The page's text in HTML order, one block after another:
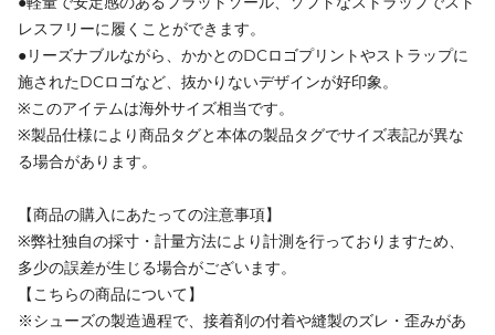
レスフリーに履くことができます。
●リーズナブルながら、かかとのDCロゴプリントやストラップに
施されたDCロゴなど、抜かりないデザインが好印象。
※このアイテムは海外サイズ相当です。
※製品仕様により商品タグと本体の製品タグでサイズ表記が異な
る場合があります。
【商品の購入にあたっての注意事項】
※弊社独自の採寸・計量方法により計測を行っておりますため、
多少の誤差が生じる場合がございます。
【こちらの商品について】
※シューズの製造過程で、接着剤の付着や縫製のズレ・歪みがあ